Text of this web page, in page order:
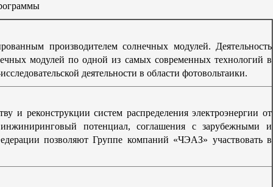
производителем солнечных модулей. Деятельность
модулей по одной из самых современных технологий в
деятельности в области фотовольтаики.
и реконструкции систем распределения электроэнергии от
потенциал, соглашения с зарубежными и
позволяют Группе компаний «ЧЭАЗ» участвовать в